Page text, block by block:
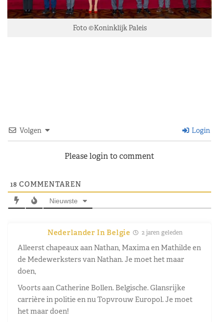
Foto ©Koninklijk Paleis
Volgen Login
Please login to comment
18 COMMENTAREN
Nieuwste
Nederlander In Belgie 2 jaren geleden
Alleerst chapeaux aan Nathan, Maxima en Mathilde en
de Medewerksters van Nathan. Je moet het maar
doen,
Voorts aan Catherine Bollen. Belgische. Glansrijke
carrière in politie en nu Topvrouw Europol. Je moet
het maar doen!